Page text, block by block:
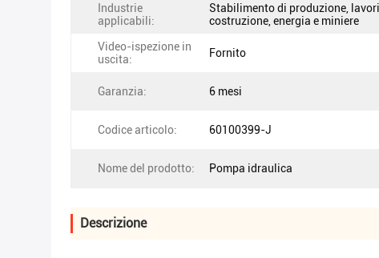
Industrie
applicabili:
Stabilimento di produzione,
costruzione, energia e miniere
Video-ispezione in
uscita:
Fornito
Garanzia: 6 mesi
Codice articolo: 60100399-J
Nome del prodotto: Pompa idraulica
Descrizione